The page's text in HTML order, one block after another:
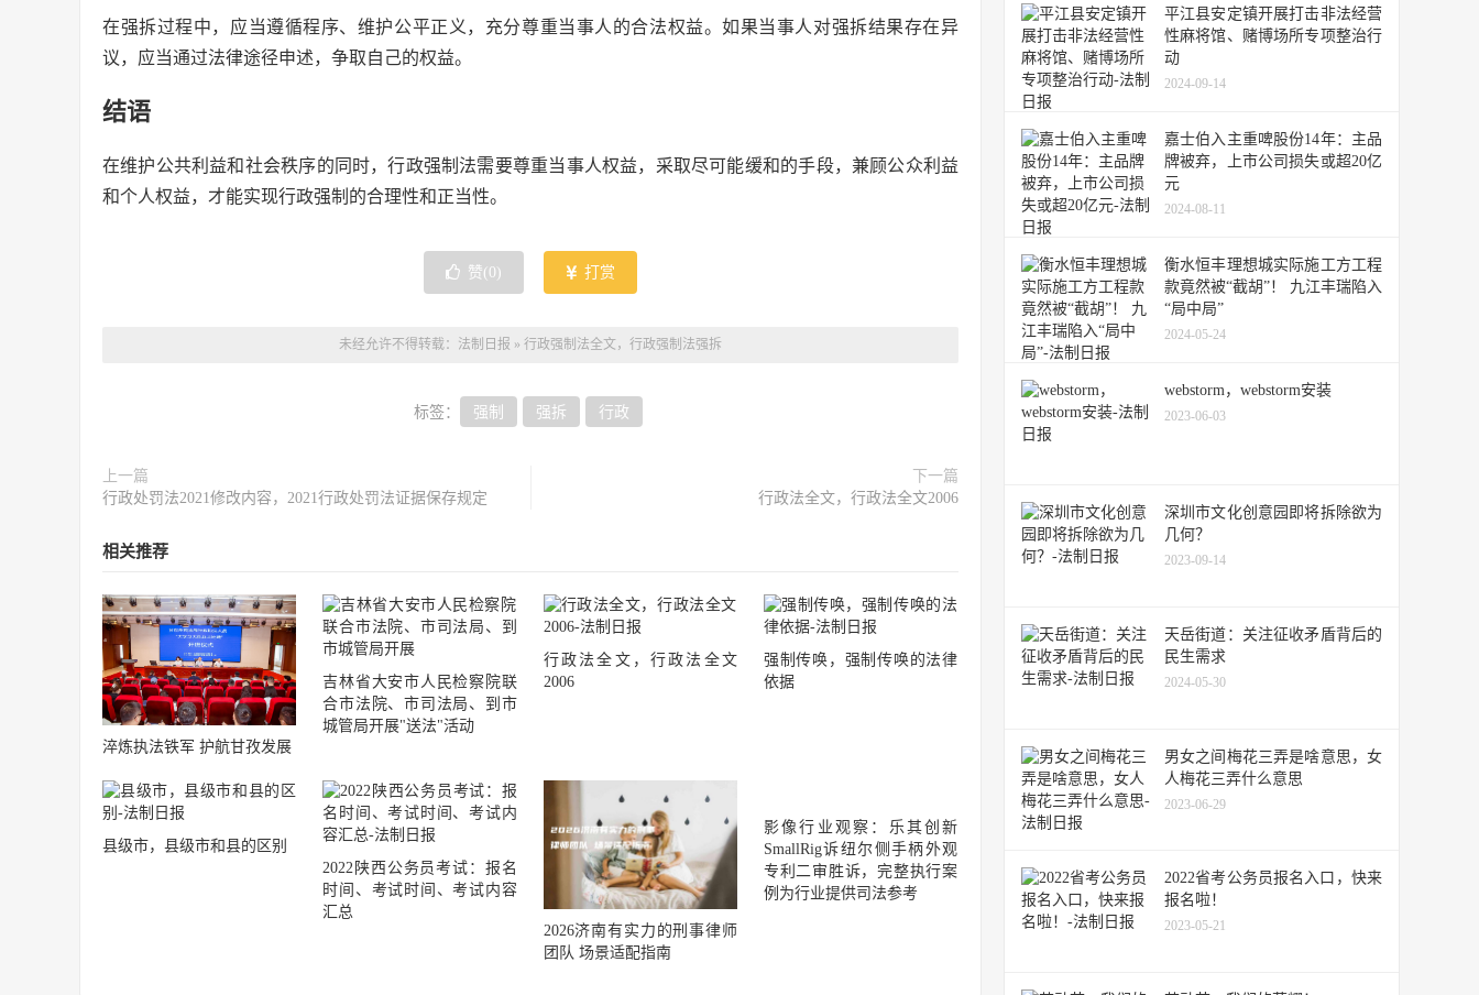
在强拆过程中，应当遵循程序、维护公平正义，充分尊重当事人的合法权益。如果当事人对强拆结果存在异
议，应当通过法律途径申述，争取自己的权益。
结语
在维护公共利益和社会秩序的同时，行政强制法需要尊重当事人权益，采取尽可能缓和的手段，兼顾公众利益
和个人权益，才能实现行政强制的合理性和正当性。
赞( 0 ) 打赏
未经允许不得转载： 法制日报 » 行政强制法全文，行政强制法强拆
标签： 强制 强拆 行政
上一篇
行政处罚法2021修改内容，2021行政处罚法证据保存规定
下一篇
行政法全文，行政法全文2006
相关推荐
淬炼执法铁军 护航甘孜发展
吉林省大安市人民检察院联
合市法院、市司法局、到市
城管局开展"送法"活动
行政法全文，行政法全文
2006
强制传唤，强制传唤的法律
依据
县级市，县级市和县的区别
2022陕西公务员考试：报名
时间、考试时间、考试内容
汇总
2026济南有实力的刑事律师
团队 场景适配指南
影像行业观察：乐其创新
SmallRig诉纽尔侧手柄外观
专利二审胜诉，完整执行案
例为行业提供司法参考
平江县安定镇开展打击非法经营
性麻将馆、赌博场所专项整治行
动
2024-09-14
嘉士伯入主重啤股份14年：主品
牌被弃，上市公司损失或超20亿
元
2024-08-11
衡水恒丰理想城实际施工方工程
款竟然被“截胡”！ 九江丰瑞陷入
“局中局”
2024-05-24
webstorm，webstorm安装
2023-06-03
深圳市文化创意园即将拆除欲为
几何？
2023-09-14
天岳街道：关注征收矛盾背后的
民生需求
2024-05-30
男女之间梅花三弄是啥意思，女
人梅花三弄什么意思
2023-06-29
2022省考公务员报名入口，快来
报名啦！
2023-05-21